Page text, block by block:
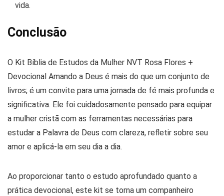
vida.
Conclusão
O Kit Bíblia de Estudos da Mulher NVT Rosa Flores +
Devocional Amando a Deus é mais do que um conjunto de
livros; é um convite para uma jornada de fé mais profunda e
significativa. Ele foi cuidadosamente pensado para equipar
a mulher cristã com as ferramentas necessárias para
estudar a Palavra de Deus com clareza, refletir sobre seu
amor e aplicá-la em seu dia a dia.
Ao proporcionar tanto o estudo aprofundado quanto a
prática devocional, este kit se torna um companheiro